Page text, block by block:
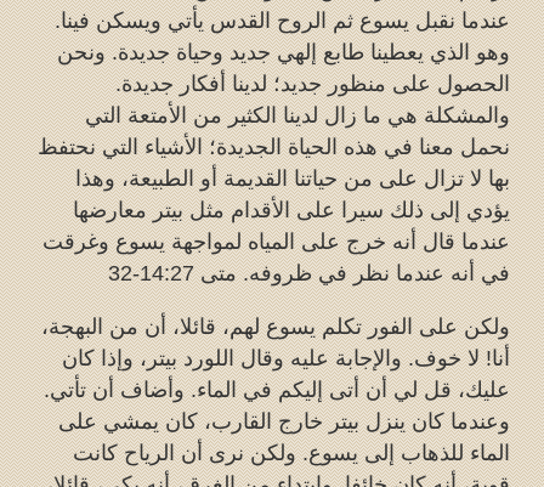
عندما نقبل يسوع ثم الروح القدس يأتي ويسكن فينا.
وهو الذي يعطينا طابع إلهي جديد وحياة جديدة. ونحن
الحصول على منظور جديد؛ لدينا أفكار جديدة.
والمشكلة هي ما زال لدينا الكثير من الأمتعة التي
نحمل معنا في هذه الحياة الجديدة؛ الأشياء التي نحتفظ
بها لا تزال على من حياتنا القديمة أو الطبيعة، وهذا
يؤدي إلى ذلك سيرا على الأقدام مثل بيتر معارضها
عندما قال أنه خرج على المياه لمواجهة يسوع وغرقت
في أنه عندما نظر في ظروفه. متى 14:27-32
ولكن على الفور تكلم يسوع لهم، قائلا، أن من البهجة،
أنا! لا خوف. والإجابة عليه وقال اللورد بيتر، وإذا كان
عليك، قل لي أن أتى إليكم في الماء. وأضاف أن تأتي.
وعندما كان ينزل بيتر خارج القارب، كان يمشي على
الماء للذهاب إلى يسوع. ولكن نرى أن الرياح كانت